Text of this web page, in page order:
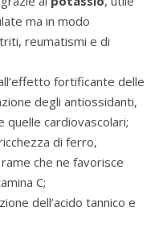
ma in modo
reumatismi e di
fortificante delle
degli antiossidanti,
cardiovascolari;
di ferro,
che ne favorisce
C;
dell’acido tannico e